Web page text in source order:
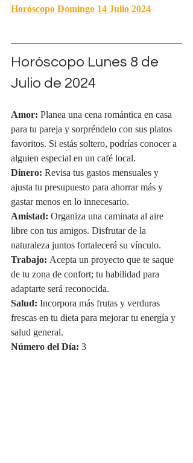
Horóscopo Domingo 14 Julio 2024
Horóscopo Lunes 8 de
Julio de 2024
Amor: Planea una cena romántica en casa
para tu pareja y sorpréndelo con sus platos
favoritos. Si estás soltero, podrías conocer a
alguien especial en un café local.
Dinero: Revisa tus gastos mensuales y
ajusta tu presupuesto para ahorrar más y
gastar menos en lo innecesario.
Amistad: Organiza una caminata al aire
libre con tus amigos. Disfrutar de la
naturaleza juntos fortalecerá su vínculo.
Trabajo: Acepta un proyecto que te saque
de tu zona de confort; tu habilidad para
adaptarte será reconocida.
Salud: Incorpora más frutas y verduras
frescas en tu dieta para mejorar tu energía y
salud general.
Número del Día: 3